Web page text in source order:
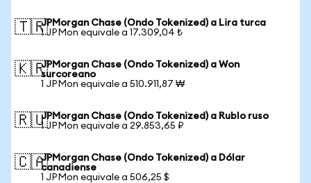
🇹🇷JPMorgan Chase (Ondo Tokenized) a Lira turca
1 JPMon equivale a 17.309,04 ₺
🇰🇷JPMorgan Chase (Ondo Tokenized) a Won
surcoreano
1 JPMon equivale a 510.911,87 ₩
🇷🇺JPMorgan Chase (Ondo Tokenized) a Rublo ruso
1 JPMon equivale a 29.853,65 ₽
🇨🇦JPMorgan Chase (Ondo Tokenized) a Dólar
canadiense
1 JPMon equivale a 506,25 $